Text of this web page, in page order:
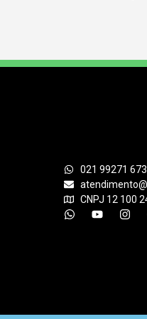
021 99271
CNPJ 12 100